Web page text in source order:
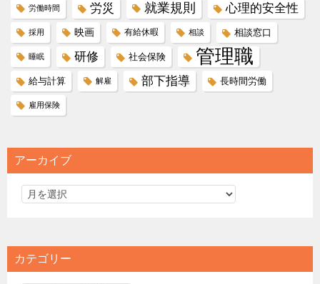
労働時間 労災 就業規則 心理的安全性
採用 映画 有給休暇 相談 相談窓口
睡眠 研修 社会保険 管理職
給与計算 解雇 部下指導 長時間労働
雇用保険
アーカイブ
カテゴリー